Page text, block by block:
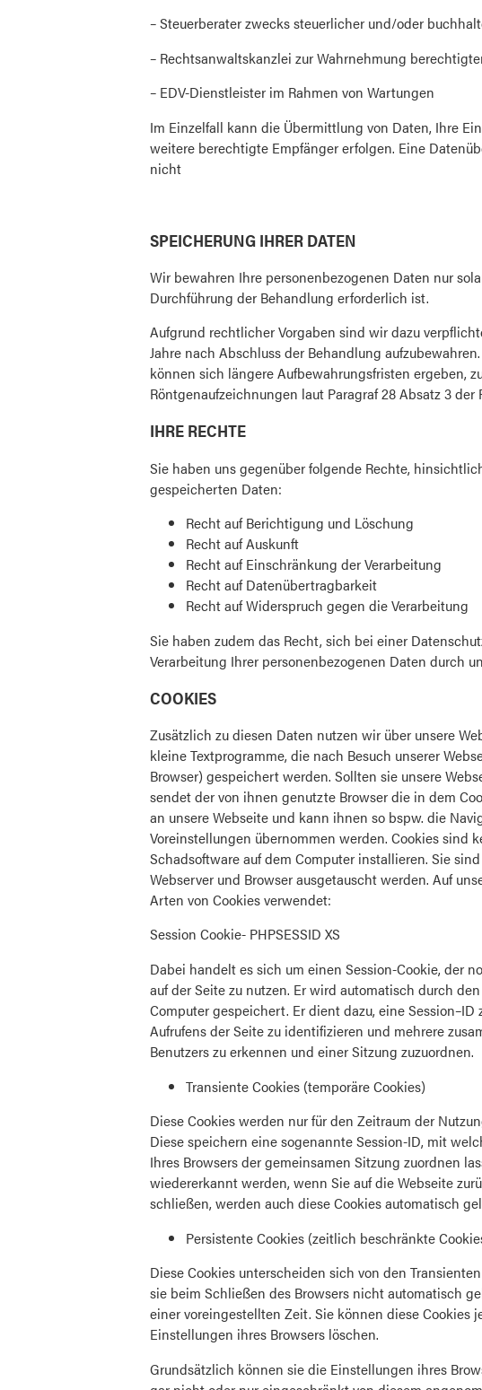
– Steuerberater zwecks steuerlicher und/oder
– Rechtsanwaltskanzlei zur Wahrnehmung
– EDV-Dienstleister im Rahmen von Wartungen
Im Einzelfall kann die Übermittlung von Daten, Ihre
weitere berechtigte Empfänger erfolgen. Eine
nicht
SPEICHERUNG IHRER DATEN
Wir bewahren Ihre personenbezogenen Daten nur
Durchführung der Behandlung erforderlich ist.
Aufgrund rechtlicher Vorgaben sind wir dazu
Jahre nach Abschluss der Behandlung
können sich längere Aufbewahrungsfristen ergeben,
Röntgenaufzeichnungen laut Paragraf 28 Absatz 3 der
IHRE RECHTE
Sie haben uns gegenüber folgende Rechte,
gespeicherten Daten:
Recht auf Berichtigung und Löschung
Recht auf Auskunft
Recht auf Einschränkung der Verarbeitung
Recht auf Datenübertragbarkeit
Recht auf Widerspruch gegen die Verarbeitung
Sie haben zudem das Recht, sich bei einer
Verarbeitung Ihrer personenbezogenen Daten durch
COOKIES
Zusätzlich zu diesen Daten nutzen wir über unsere
kleine Textprogramme, die nach Besuch unserer
Browser) gespeichert werden. Sollten sie unsere
sendet der von ihnen genutzte Browser die in dem
an unsere Webseite und kann ihnen so bspw. die
Voreinstellungen übernommen werden. Cookies sind
Schadsoftware auf dem Computer installieren. Sie
Webserver und Browser ausgetauscht werden. Auf
Arten von Cookies verwendet:
Session Cookie- PHPSESSID XS
Dabei handelt es sich um einen Session-Cookie, der
auf der Seite zu nutzen. Er wird automatisch durch
Computer gespeichert. Er dient dazu, eine
Aufrufens der Seite zu identifizieren und mehrere
Benutzers zu erkennen und einer Sitzung zuzuordnen.
Transiente Cookies (temporäre Cookies)
Diese Cookies werden nur für den Zeitraum der
Diese speichern eine sogenannte Session-ID, mit
Ihres Browsers der gemeinsamen Sitzung zuordnen
wiedererkannt werden, wenn Sie auf die Webseite
schließen, werden auch diese Cookies automatisch
Persistente Cookies (zeitlich beschränkte
Diese Cookies unterscheiden sich von den
sie beim Schließen des Browsers nicht automatisch
einer voreingestellten Zeit. Sie können diese Cookies
Einstellungen ihres Browsers löschen.
Grundsätzlich können sie die Einstellungen ihres